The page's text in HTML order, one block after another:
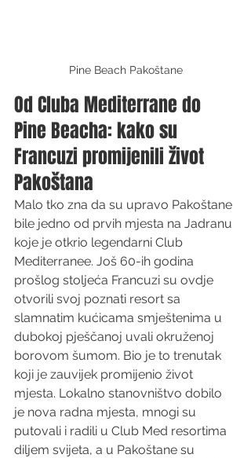
Pine Beach Pakoštane
Od Cluba Mediterrane do
Pine Beacha: kako su
Francuzi promijenili život
Pakoštana
Malo tko zna da su upravo Pakoštane
bile jedno od prvih mjesta na Jadranu
koje je otkrio legendarni Club
Mediterranee. Još 60-ih godina
prošlog stoljeća Francuzi su ovdje
otvorili svoj poznati resort sa
slamnatim kućicama smještenima u
dubokoj pješčanoj uvali okruženoj
borovom šumom. Bio je to trenutak
koji je zauvijek promijenio život
mjesta. Lokalno stanovništvo dobilo
je nova radna mjesta, mnogi su
putovali i radili u Club Med resortima
diljem svijeta, a u Pakoštane su